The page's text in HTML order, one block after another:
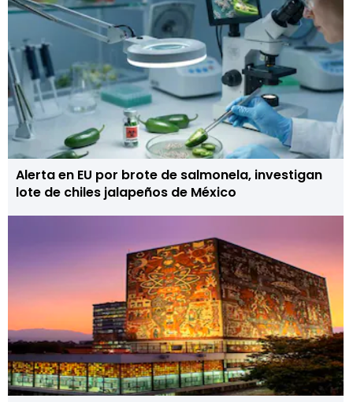
Alerta en EU por brote de salmonela, investigan
lote de chiles jalapeños de México